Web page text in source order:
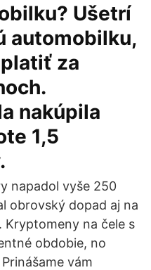
Ušetrí
automobilku,
za
nakúpila
1,5
napadol vyše 250
obrovský dopad aj na
Kryptomeny na čele s
obdobie, no
vám